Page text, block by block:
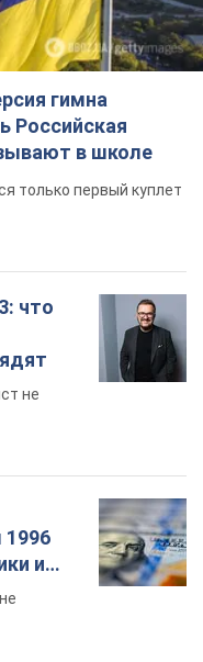
гимна
Российская
в школе
только первый куплет
что
не
и